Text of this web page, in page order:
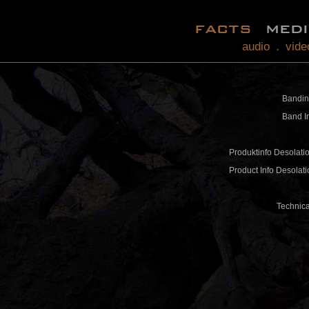
facts
audio .
Band
Produktinfo
Product Info